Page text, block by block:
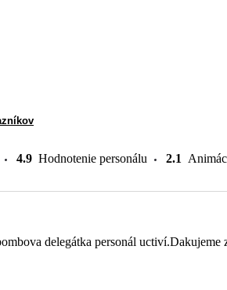
4.9 Hodnotenie personálu 2.1
delegátka personál uctiví.Dakujeme